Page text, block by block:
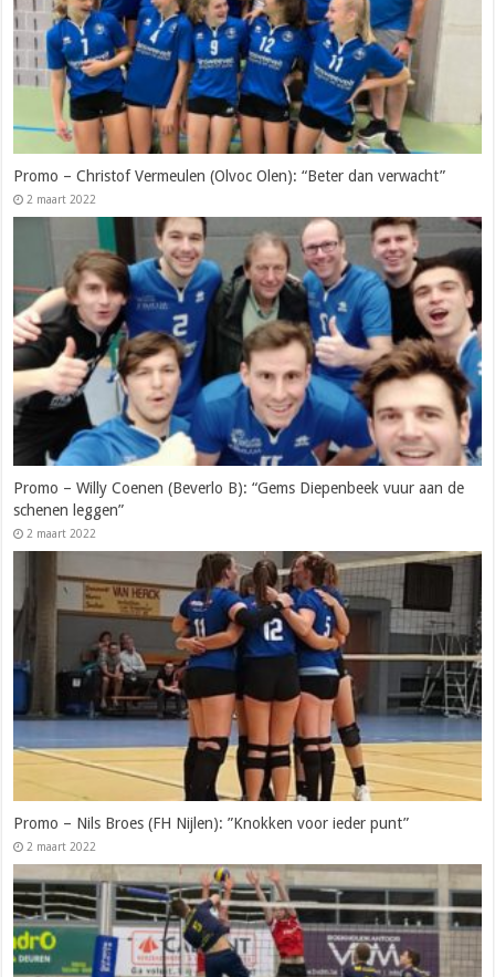
Promo – Christof Vermeulen (Olvoc Olen): “Beter dan verwacht”
2 maart 2022
Promo – Willy Coenen (Beverlo B): “Gems Diepenbeek vuur aan de
schenen leggen”
2 maart 2022
Promo – Nils Broes (FH Nijlen): ”Knokken voor ieder punt”
2 maart 2022